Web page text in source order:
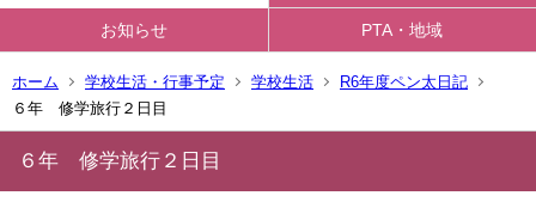
お知らせ PTA・地域
ホーム 学校生活・行事予定 学校生活
R6年度ペン太日記
６年 修学旅行２日目
６年 修学旅行２日目